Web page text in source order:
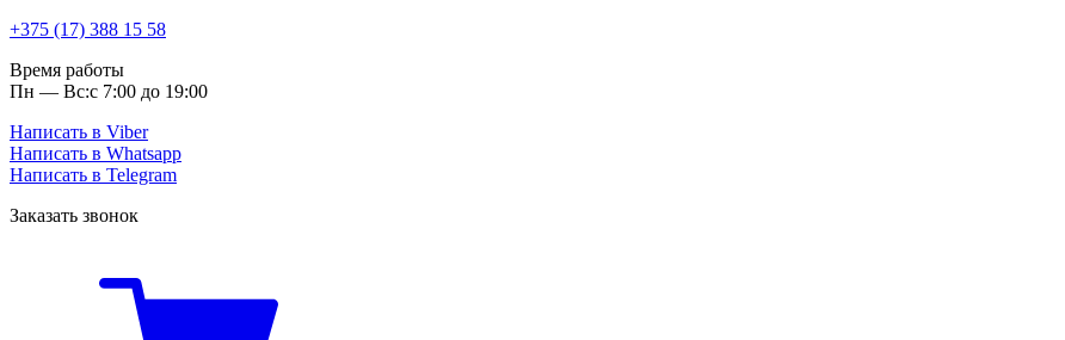
+375 (17) 388 15 58
Время работы
Пн — Вс:с 7:00 до 19:00
Написать в Viber
Написать в Whatsapp
Написать в Telegram
Заказать звонок